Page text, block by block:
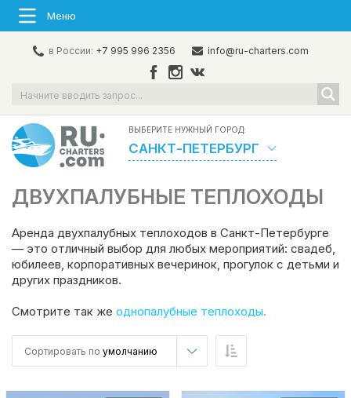
Меню
в России: +7 995 996 2356 info@ru-charters.com
ВЫБЕРИТЕ НУЖНЫЙ ГОРОД:
САНКТ-ПЕТЕРБУРГ
ДВУХПАЛУБНЫЕ ТЕПЛОХОДЫ
Аренда двухпалубных теплоходов в Санкт-Петербурге
— это отличный выбор для любых мероприятий: свадеб,
юбилеев, корпоративных вечеринок, прогулок с детьми и
других праздников.
Смотрите так же однопалубные теплоходы.
Сортировать по умолчанию